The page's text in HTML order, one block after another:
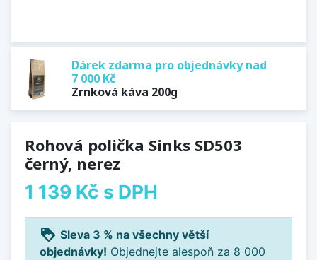
Dárek zdarma pro objednávky nad
7 000 Kč
Zrnková káva 200g
Rohová polička Sinks SD503
černý, nerez
1 139 Kč s DPH
loyalty Sleva 3 % na všechny větší
objednávky! Objednejte alespoň za 8 000